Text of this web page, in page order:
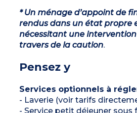
* Un ménage d’appoint de
rendus dans un état propre
nécessitant une
travers de la caution.
Pensez y
Services optionnels à
- Laverie (voir tarifs
- Service petit déjeuner